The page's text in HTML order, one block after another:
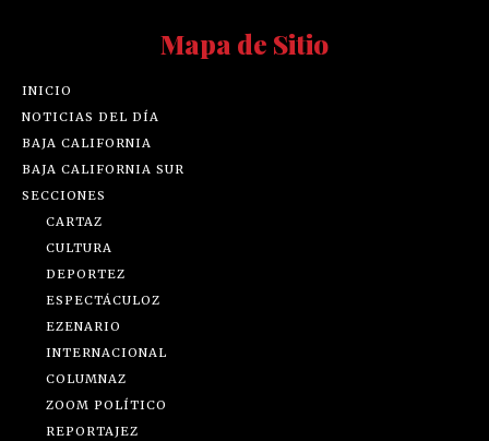
Mapa de Sitio
INICIO
NOTICIAS DEL DÍA
BAJA CALIFORNIA
BAJA CALIFORNIA SUR
SECCIONES
CARTAZ
CULTURA
DEPORTEZ
ESPECTÁCULOZ
EZENARIO
INTERNACIONAL
COLUMNAZ
ZOOM POLÍTICO
REPORTAJEZ